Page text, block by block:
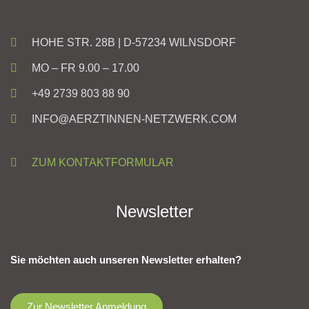
HOHE STR. 28B | D-57234 WILNSDORF
MO – FR 9.00 – 17.00
+49 2739 803 88 90
INFO@AERZTINNEN-NETZWERK.COM
ZUM KONTAKTFORMULAR
Newsletter
Sie möchten auch unseren Newsletter erhalten?
Zur Newsletter Anmeldung